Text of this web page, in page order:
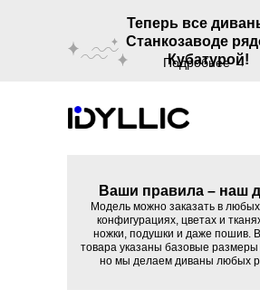
Подробнее →
Теперь все
Станкозаводе
Кубатурой!
Ваши правила – наш
Модель можно заказать в
конфигурациях, цветах и
ножки, подушки и даже пошив.
товара указаны базовые размеры
но мы делаем диваны любых